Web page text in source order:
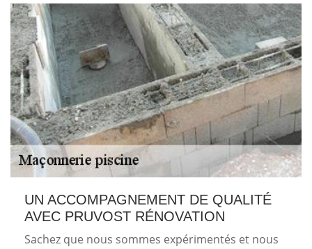
UN ACCOMPAGNEMENT DE QUALITÉ
AVEC PRUVOST RÉNOVATION
Sachez que nous sommes expérimentés et nous